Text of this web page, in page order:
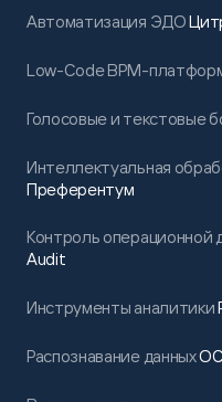
Автоматизация ЭДО
Low-Code BPM-
Голосовые и текстовые
Интеллектуальная
Преферентум
Контроль операционной
Audit
Инструменты аналитики
Распознавание данных